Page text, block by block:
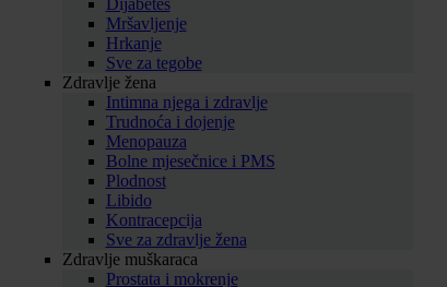
Dijabetes
Mršavljenje
Hrkanje
Sve za tegobe
Zdravlje žena
Intimna njega i zdravlje
Trudnoća i dojenje
Menopauza
Bolne mjesečnice i PMS
Plodnost
Libido
Kontracepcija
Sve za zdravlje žena
Zdravlje muškaraca
Prostata i mokrenje